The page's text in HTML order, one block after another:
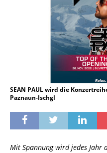
SEAN PAUL wird die
Paznaun-Ischgl
Mit Spannung wird jedes Jahr